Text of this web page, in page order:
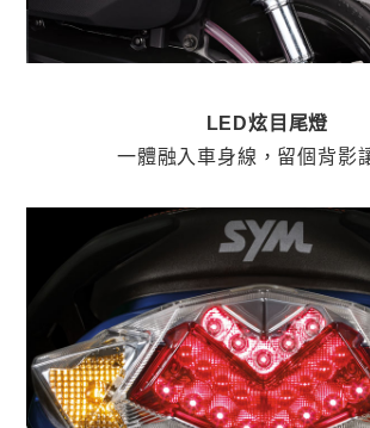
LED炫目尾燈
一體融入車身線，留個背影